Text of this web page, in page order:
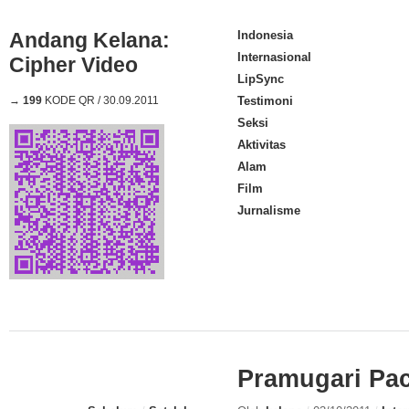
Andang Kelana:
Cipher Video
→ 199 KODE QR / 30.09.2011
Indonesia
Internasional
LipSync
Testimoni
Seksi
Aktivitas
Alam
Film
Jurnalisme
Pramugari